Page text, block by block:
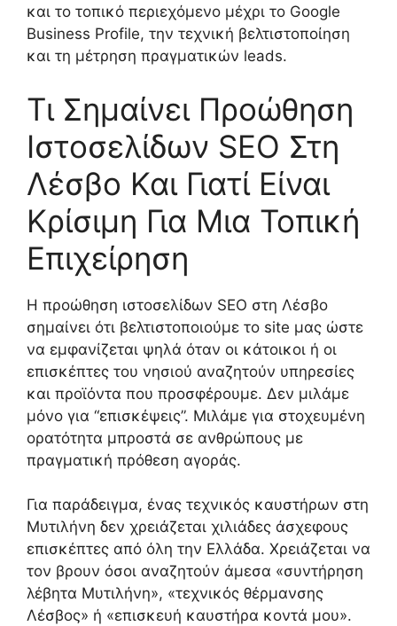
και το τοπικό περιεχόμενο μέχρι το Google
Business Profile, την τεχνική βελτιστοποίηση
και τη μέτρηση πραγματικών leads.
Τι Σημαίνει Προώθηση
Ιστοσελίδων SEO Στη
Λέσβο Και Γιατί Είναι
Κρίσιμη Για Μια Τοπική
Επιχείρηση
Η προώθηση ιστοσελίδων SEO στη Λέσβο
σημαίνει ότι βελτιστοποιούμε το site μας ώστε
να εμφανίζεται ψηλά όταν οι κάτοικοι ή οι
επισκέπτες του νησιού αναζητούν υπηρεσίες
και προϊόντα που προσφέρουμε. Δεν μιλάμε
μόνο για “επισκέψεις”. Μιλάμε για στοχευμένη
ορατότητα μπροστά σε ανθρώπους με
πραγματική πρόθεση αγοράς.
Για παράδειγμα, ένας τεχνικός καυστήρων στη
Μυτιλήνη δεν χρειάζεται χιλιάδες άσχεφους
επισκέπτες από όλη την Ελλάδα. Χρειάζεται να
τον βρουν όσοι αναζητούν άμεσα «συντήρηση
λέβητα Μυτιλήνη», «τεχνικός θέρμανσης
Λέσβος» ή «επισκευή καυστήρα κοντά μου».